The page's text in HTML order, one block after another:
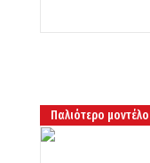
Παλιότερο μοντέλο